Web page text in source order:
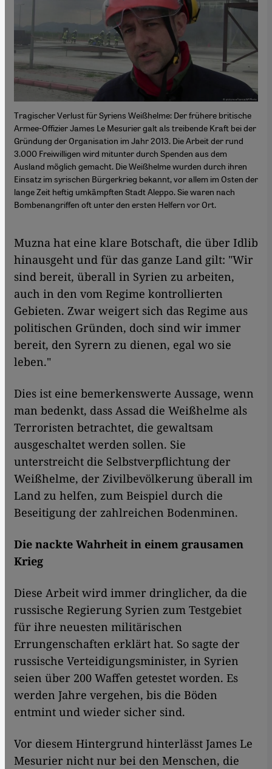
Tragischer Verlust für Syriens Weißhelme: Der frühere britische
Armee-Offizier James Le Mesurier galt als treibende Kraft bei der
Gründung der Organisation im Jahr 2013. Die Arbeit der rund
3.000 Freiwilligen wird mitunter durch Spenden aus dem
Ausland möglich gemacht. Die Weißhelme wurden durch ihren
Einsatz im syrischen Bürgerkrieg bekannt, vor allem im Osten der
lange Zeit heftig umkämpften Stadt Aleppo. Sie waren nach
Bombenangriffen oft unter den ersten Helfern vor Ort.
Muzna hat eine klare Botschaft, die über Idlib
hinausgeht und für das ganze Land gilt: "Wir
sind bereit, überall in Syrien zu arbeiten,
auch in den vom Regime kontrollierten
Gebieten. Zwar weigert sich das Regime aus
politischen Gründen, doch sind wir immer
bereit, den Syrern zu dienen, egal wo sie
leben."
Dies ist eine bemerkenswerte Aussage, wenn
man bedenkt, dass Assad die Weißhelme als
Terroristen betrachtet, die gewaltsam
ausgeschaltet werden sollen. Sie
unterstreicht die Selbstverpflichtung der
Weißhelme, der Zivilbevölkerung überall im
Land zu helfen, zum Beispiel durch die
Beseitigung der zahlreichen Bodenminen.
Die nackte Wahrheit in einem grausamen
Krieg
Diese Arbeit wird immer dringlicher, da die
russische Regierung Syrien zum Testgebiet
für ihre neuesten militärischen
Errungenschaften erklärt hat. So sagte der
russische Verteidigungsminister, in Syrien
seien über 200 Waffen getestet worden. Es
werden Jahre vergehen, bis die Böden
entmint und wieder sicher sind.
Vor diesem Hintergrund hinterlässt James Le
Mesurier nicht nur bei den Menschen, die